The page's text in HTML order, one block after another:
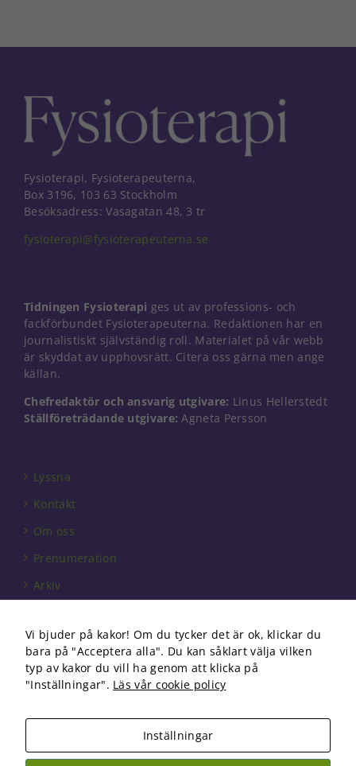
Fysioterapi, Fysioterapeuterna,
Box 3196, 103 63 Stockholm
Besöksadress: Vasagatan 48, 3 tr
fysioterapi@fysioterapeuterna.se
Tidningen Fysioterapi ges ut av professions- och
fackförbundet Fysioterapeuterna. Redaktionen har en
journalistiskt självständig roll. Materialet på vår webb
är skyddat av upphovsrätt. Citera oss gärna men ange
källan.
Chefredaktör och ansvarig utgivare: Linus Hellerstedt
Ställföreträdande utgivare: Agneta Persson
Lyssna
Kontakt
Om oss
Prenumeration
Arkiv
Förbundet
Om cookies
Copyright 2026 Fysioterapi | All Rights Reserved
Vi bjuder på kakor! Om du tycker det är ok, klickar du
bara på "Acceptera alla". Du kan såklart välja vilken
typ av kakor du vill ha genom att klicka på
"Inställningar". Läs vår cookie policy
Inställningar
går inte att
välja bort. De
förbättra
funktionalitet
och
uppbyggnad,
baserat på
hur
används.